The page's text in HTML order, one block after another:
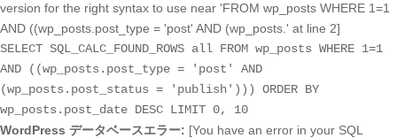
version for the right syntax to use near 'FROM wp_posts WHERE 1=1
AND ((wp_posts.post_type = 'post' AND (wp_posts.' at line 2]
SELECT SQL_CALC_FOUND_ROWS all FROM wp_posts WHERE 1=1
AND ((wp_posts.post_type = 'post' AND
(wp_posts.post_status = 'publish'))) ORDER BY
wp_posts.post_date DESC LIMIT 0, 10
WordPress データベースエラー: [You have an error in your SQL